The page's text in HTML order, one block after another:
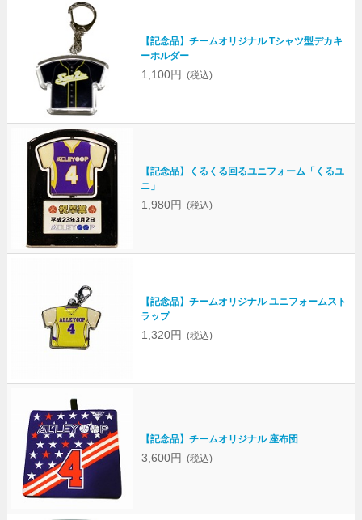
【記念品】チームオリジナル Tシャツ型デカキ
ーホルダー
1,100円 (税込)
【記念品】くるくる回るユニフォーム「くるユ
ニ」
1,980円 (税込)
【記念品】チームオリジナル ユニフォームスト
ラップ
1,320円 (税込)
【記念品】チームオリジナル 座布団
3,600円 (税込)